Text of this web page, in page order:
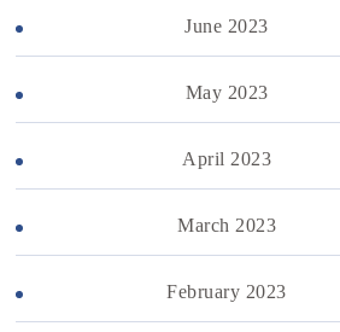
June 2023
May 2023
April 2023
March 2023
February 2023